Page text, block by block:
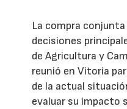
La compra
decisiones
de Agricultura y
reunió en Vitoria
de la actual
evaluar su impacto